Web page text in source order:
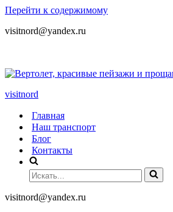
Перейти к содержимому
visitnord@yandex.ru
visitnord
Главная
Наш транспорт
Блог
Контакты
visitnord@yandex.ru